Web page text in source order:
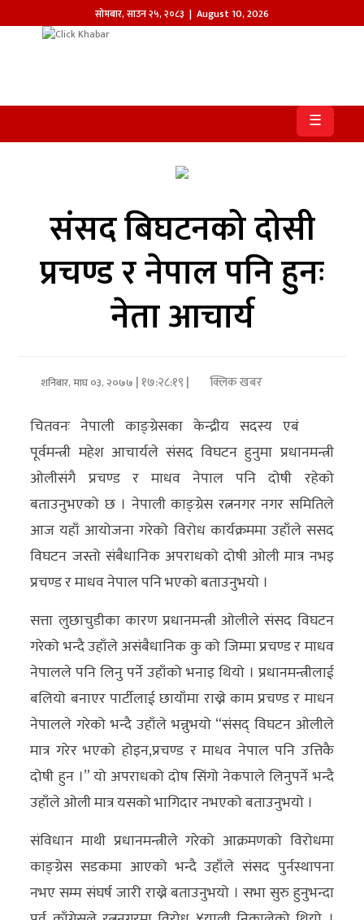
सोमबार,साउन२५,२०८३ | August 10, 2026
खबर
समाज
आजको
पत्रिका
सम्पादकीय
वाणिज्य
मनाेरञ्जन
विज्ञान
प्रविधि
अन्तरर्वार्ता
ब्लग
खेलकुद
रोचक
अन्य
क्लिक
खबर
विशेष
राशिफल
फोटो
☰
संसद बिघटनको दोसी
प्रचण्ड र नेपाल पनि हुनः
नेता आचार्य
शनिबार, माघ ०३, २०७७ | १७:२८:१९ | क्लिक खबर
चितवनः नेपाली काङ्ग्रेसका केन्द्रीय सदस्य एबं
पूर्वमन्त्री महेश आचार्यले संसद विघटन हुनुमा प्रधानमन्त्री
ओलीसंगै प्रचण्ड र माधव नेपाल पनि दोषी रहेको
बताउनुभएको छ । नेपाली काङ्ग्रेस रत्ननगर नगर समितिले
आज यहाँ आयोजना गरेको विरोध कार्यक्रममा उहाँले ससद
विघटन जस्तो संबैधानिक अपराधको दोषी ओली मात्र नभइ
प्रचण्ड र माधव नेपाल पनि भएको बताउनुभयो ।
सत्ता लुछाचुडीका कारण प्रधानमन्त्री ओलीले संसद विघटन
गरेको भन्दै उहाँले असंबैधानिक कु को जिम्मा प्रचण्ड र माधव
नेपालले पनि लिनु पर्ने उहाँको भनाइ थियो । प्रधानमन्त्रीलाई
बलियो बनाएर पार्टीलाई छायाँमा राख्ने काम प्रचण्ड र माधन
नेपालले गरेको भन्दै उहाँले भन्नुभयो “संसद् विघटन ओलीले
मात्र गरेर भएको होइन,प्रचण्ड र माधव नेपाल पनि उत्तिकै
दोषी हुन ।” यो अपराधको दोष सिंगो नेकपाले लिनुपर्ने भन्दै
उहाँले ओली मात्र यसको भागिदार नभएको बताउनुभयो ।
संविधान माथी प्रधानमन्त्रीले गरेको आक्रमणको विरोधमा
काङ्ग्रेस सडकमा आएको भन्दै उहाँले संसद पुर्नस्थापना
नभए सम्म संघर्ष जारी राख्ने बताउनुभयो । सभा सुरु हुनुभन्दा